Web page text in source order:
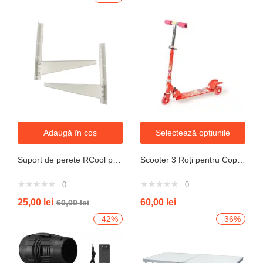
Adaugă în coș
0
25,00 lei 60,00lei
Selectează opțiunile
0
60,00 lei
-42% -36%